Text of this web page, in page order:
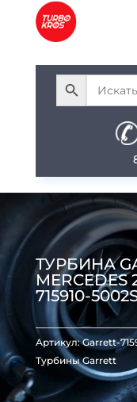
ТУРБИНА
MERCEDES
715910-
Артикул:Garrett-
Турбины Garrett